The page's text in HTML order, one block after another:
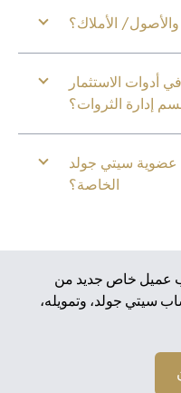
الأملاك؟
الاستثمار
الثروات؟
سيتي جولد
الخاصة؟
خاص جديد من
جولد، وتمويله،